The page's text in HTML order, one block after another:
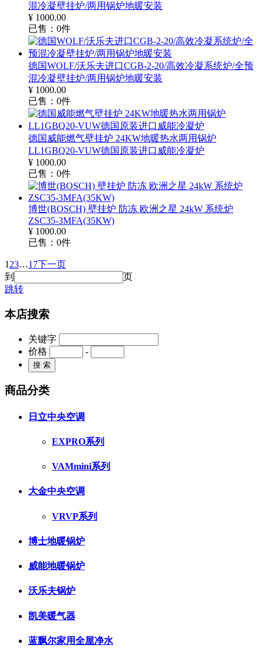
混冷凝壁挂炉/两用锅炉地暖安装
¥ 1000.00
已售： 0件
德国WOLF/沃乐夫进口CGB-2-20/高效冷凝系统炉/全预
混冷凝壁挂炉/两用锅炉地暖安装
¥ 1000.00
已售： 0件
德国威能燃气壁挂炉 24KW地暖热水两用锅炉
LL1GBQ20-VUW德国原装进口威能冷凝炉
¥ 1000.00
已售： 0件
博世(BOSCH) 壁挂炉 防冻 欧洲之星 24kW 系统炉
ZSC35-3MFA(35KW)
¥ 1000.00
已售： 0件
1 23…17下一页
到
页
跳转
本店搜索
关键字
价格
-
商品分类
日立中央空调
EXPRO系列
VAMmini系列
大金中央空调
VRVP系列
博士地暖锅炉
威能地暖锅炉
沃乐夫锅炉
凯美暖气器
蓝飘尔家用全屋净水